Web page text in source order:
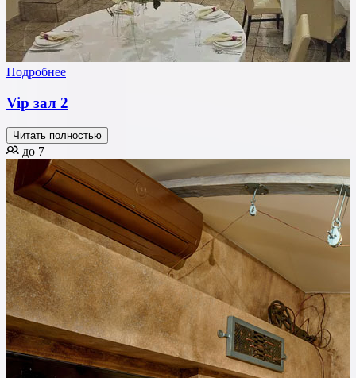
Подробнее
Vip зал 2
Читать полностью
до 7